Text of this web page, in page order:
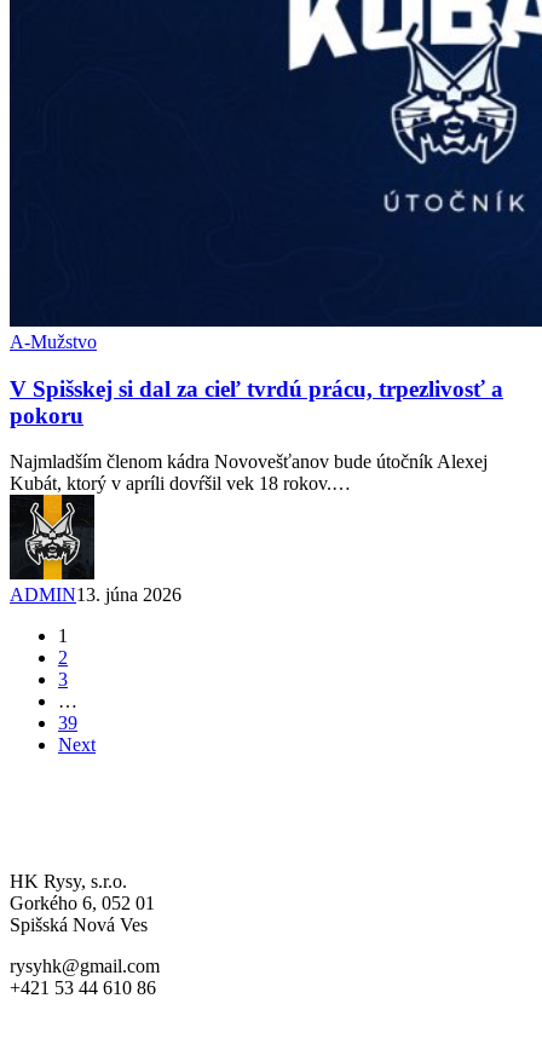
A-Mužstvo
V Spišskej si dal za cieľ tvrdú prácu, trpezlivosť a
pokoru
Najmladším členom kádra Novovešťanov bude útočník Alexej
Kubát, ktorý v apríli dovŕšil vek 18 rokov.…
ADMIN13. júna 2026
1
2
3
…
39
Next
HK Rysy, s.r.o.
Gorkého 6, 052 01
Spišská Nová Ves
rysyhk@gmail.com
+421 53 44 610 86